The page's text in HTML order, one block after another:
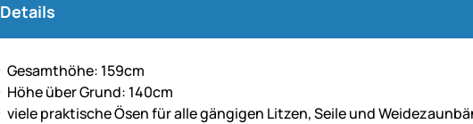
Details
Gesamthöhe: 159cm
Höhe über Grund: 140cm
viele praktische Ösen für alle gängigen Litzen, Seile und